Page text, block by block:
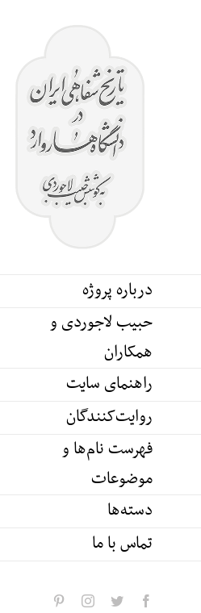
درباره پروژه
حبیب لاجوردی و
همکاران
راهنمای سایت
روایت‌کنندگان
فهرست نام‌ها و
موضوعات
دسته‌ها
تماس با ما
facebook
twitter
instagram